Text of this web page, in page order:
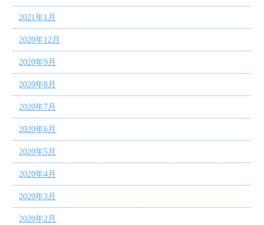
2021年1月
2020年12月
2020年9月
2020年8月
2020年7月
2020年6月
2020年5月
2020年4月
2020年3月
2020年2月